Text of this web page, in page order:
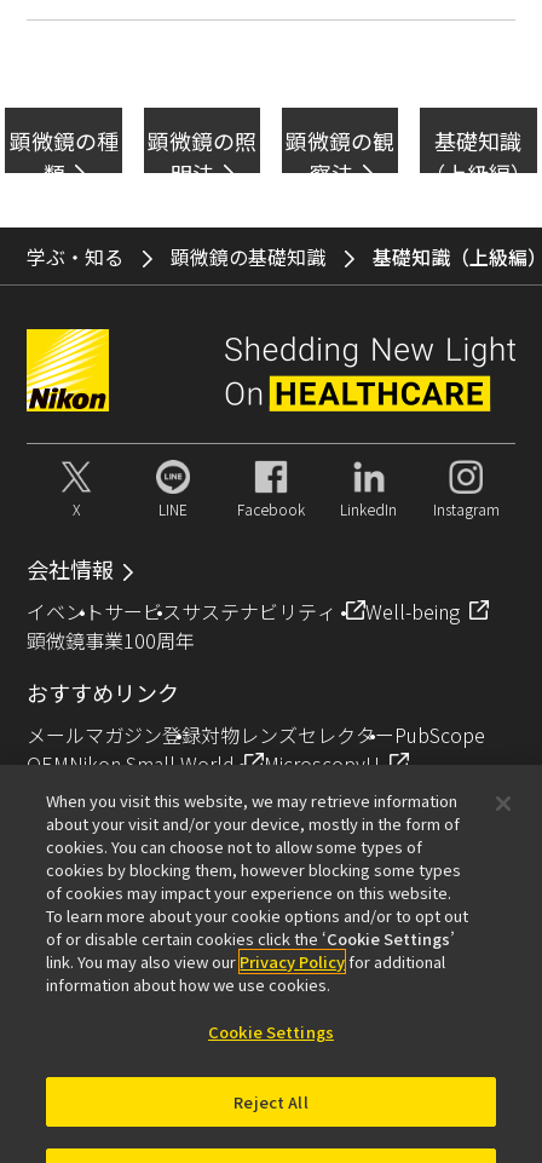
顕微鏡の種
類
顕微鏡の照
明法
顕微鏡の観
察法
基礎知識
（上級編）
学ぶ・知る 顕微鏡の基礎知識 基礎知識（上級編
X LINE Facebook LinkedIn Instagram
会社情報
イベントサービスサステナビリティ
Well-being
顕微鏡事業100周年
おすすめリンク
メールマガジン登録対物レンズセレクターPubScope
OEMNikon Small World
MicroscopyU
NIKON JOICO AWARD
その他のニコン製品
カメラ・双眼鏡関連製品（ニコンイメージング）
インダストリー製品（インダストリアルソリューション
ズ事業）
半導体露光装置（半導体装置事業）
個人情報保護について
ソフトウェア脆弱性に関する情報
利用規程
When you visit this website, we may retrieve information
about your visit and/or your device, mostly in the form of
cookies. You can choose not to allow some types of
cookies by blocking them, however blocking some types
of cookies may impact your experience on this website.
To learn more about your cookie options and/or to opt out
of or disable certain cookies click the ‘Cookie Settings’
link. You may also view our Privacy Policyfor additional
information about how we use cookies.
Cookie Settings
Reject All